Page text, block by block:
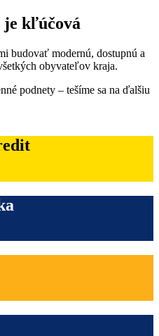
je kľúčová
budovať modernú, dostupnú a
obyvateľov kraja.
podnety – tešíme sa na ďalšiu